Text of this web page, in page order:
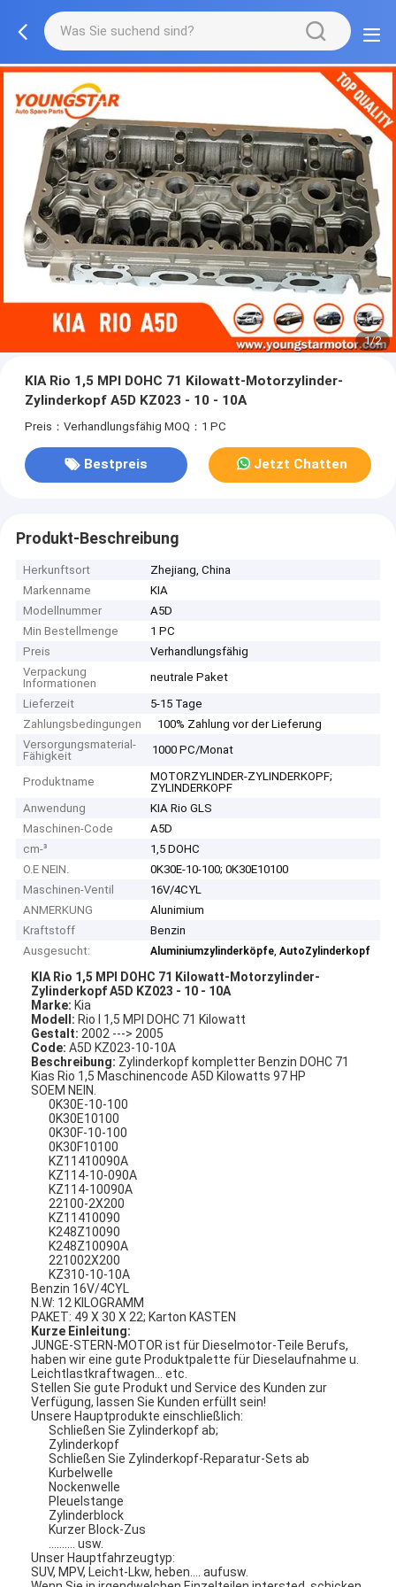
1/2
KIA Rio 1,5 MPI DOHC 71 Kilowatt-Motorzylinder-
Zylinderkopf A5D KZ023 - 10 - 10A
Preis：Verhandlungsfähig MOQ：1 PC
Bestpreis Jetzt Chatten
Produkt-Beschreibung
Herkunftsort
Zhejiang, China
Markenname
KIA
Modellnummer
A5D
Min Bestellmenge
1 PC
Preis
Verhandlungsfähig
Verpackung
Informationen
neutrale Paket
Lieferzeit
5-15 Tage
Zahlungsbedingungen
100% Zahlung vor der Lieferung
Versorgungsmaterial-
Fähigkeit
1000 PC/Monat
Produktname
MOTORZYLINDER-ZYLINDERKOPF;
ZYLINDERKOPF
Anwendung
KIA Rio GLS
Maschinen-Code
A5D
cm-³
1,5 DOHC
O.E NEIN.
0K30E-10-100; 0K30E10100
Maschinen-Ventil
16V/4CYL
ANMERKUNG
Alunimium
Kraftstoff
Benzin
Ausgesucht:
Aluminiumzylinderköpfe,AutoZylinderkopf
KIA Rio 1,5 MPI DOHC 71 Kilowatt-Motorzylinder-
Zylinderkopf A5D KZ023 - 10 - 10A
Marke: Kia
Modell: Rio I 1,5 MPI DOHC 71 Kilowatt
Gestalt: 2002 ---> 2005
Code: A5D KZ023-10-10A
Beschreibung: Zylinderkopf kompletter Benzin DOHC 71
Kias Rio 1,5 Maschinencode A5D Kilowatts 97 HP
SOEM NEIN.
0K30E-10-100
0K30E10100
0K30F-10-100
0K30F10100
KZ11410090A
KZ114-10-090A
KZ114-10090A
22100-2X200
KZ11410090
K248Z10090
K248Z10090A
221002X200
KZ310-10-10A
Benzin 16V/4CYL
N.W: 12 KILOGRAMM
PAKET: 49 X 30 X 22; Karton KASTEN
Kurze Einleitung:
JUNGE-STERN-MOTOR ist für Dieselmotor-Teile Berufs,
haben wir eine gute Produktpalette für Dieselaufnahme u.
Leichtlastkraftwagen… etc.
Stellen Sie gute Produkt und Service des Kunden zur
Verfügung, lassen Sie Kunden erfüllt sein!
Unsere Hauptprodukte einschließlich:
Schließen Sie Zylinderkopf ab;
Zylinderkopf
Schließen Sie Zylinderkopf-Reparatur-Sets ab
Kurbelwelle
Nockenwelle
Pleuelstange
Zylinderblock
Kurzer Block-Zus
.......... usw.
Unser Hauptfahrzeugtyp:
SUV, MPV, Leicht-Lkw, heben…. aufusw.